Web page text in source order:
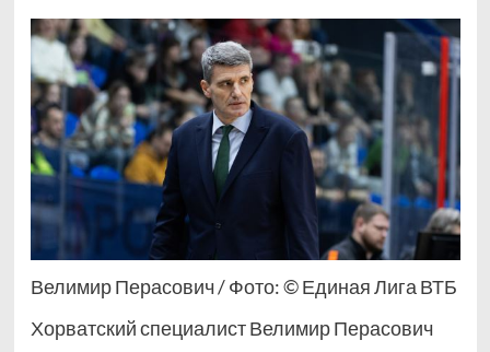
Велимир Перасович / Фото: © Единая Лига ВТБ
Хорватский специалист Велимир Перасович